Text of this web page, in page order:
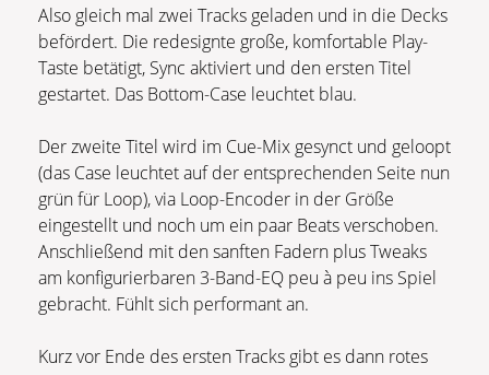
Also gleich mal zwei Tracks geladen und in die Decks
befördert. Die redesignte große, komfortable Play-
Taste betätigt, Sync aktiviert und den ersten Titel
gestartet. Das Bottom-Case leuchtet blau.
Der zweite Titel wird im Cue-Mix gesynct und geloopt
(das Case leuchtet auf der entsprechenden Seite nun
grün für Loop), via Loop-Encoder in der Größe
eingestellt und noch um ein paar Beats verschoben.
Anschließend mit den sanften Fadern plus Tweaks
am konfigurierbaren 3-Band-EQ peu à peu ins Spiel
gebracht. Fühlt sich performant an.
Kurz vor Ende des ersten Tracks gibt es dann rotes